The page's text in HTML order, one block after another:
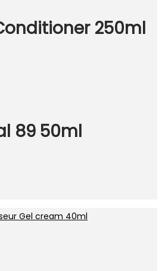
250ml
89 50ml